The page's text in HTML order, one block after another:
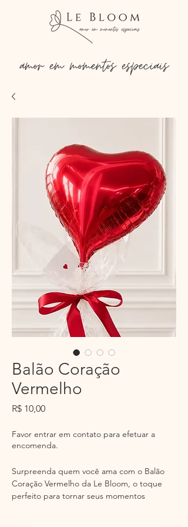
amor em momentos especiais
Balão Coração
Vermelho
R$ 10,00Preço
Favor entrar em contato para efetuar a
encomenda.
Surpreenda quem você ama com o Balão
Coração Vermelho da Le Bloom, o toque
perfeito para tornar seus momentos